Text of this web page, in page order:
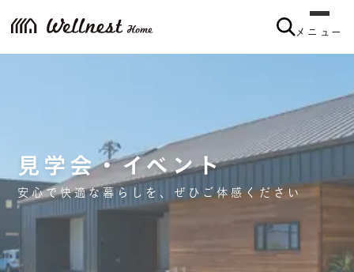
メニュー
見学会・イベント
安心で快適な暮らしを、ぜひご体感ください